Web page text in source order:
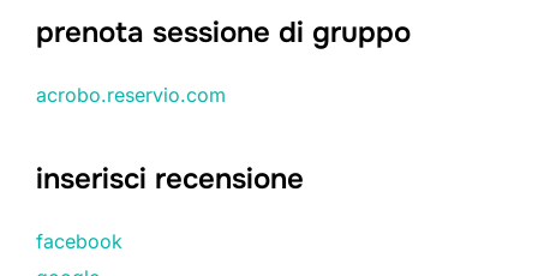
prenota sessione di gruppo
acrobo.reservio.com
inserisci recensione
facebook